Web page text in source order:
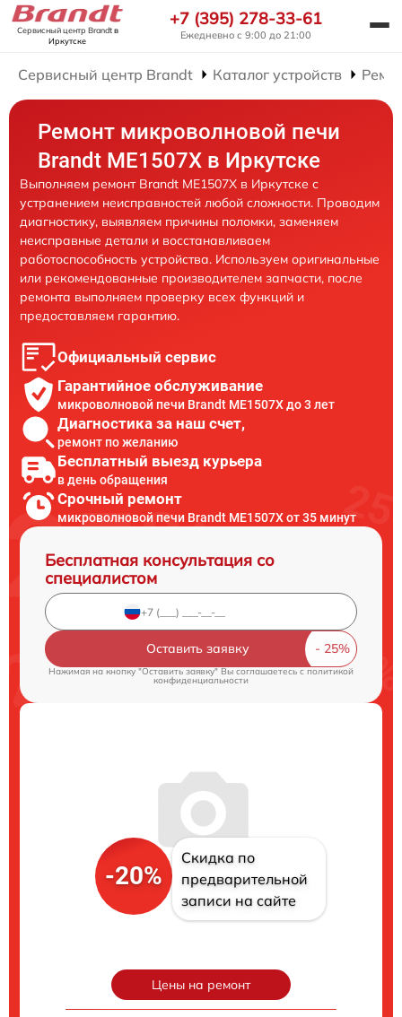
Сервисный центр Brandtв
Иркутске
+7 (395) 278-33-61
Ежедневно с 9:00 до 21:00
Сервисный центр Brandt Каталог устройств
Ремонт микроволновой печи
Brandt ME1507X в Иркутске
Выполняем ремонт Brandt ME1507X в Иркутске с
устранением неисправностей любой сложности. Проводим
диагностику, выявляем причины поломки, заменяем
неисправные детали и восстанавливаем
работоспособность устройства. Используем оригинальные
или рекомендованные производителем запчасти, после
ремонта выполняем проверку всех функций и
предоставляем гарантию.
Официальный сервис
Гарантийное обслуживание
микроволновой печи Brandt ME1507X до 3 лет
Диагностика за наш счет,
ремонт по желанию
Бесплатный выезд курьера
в день обращения
Срочный ремонт
микроволновой печи Brandt ME1507X от 35 минут
Бесплатная консультация со
специалистом
Оставить заявку
Нажимая на кнопку "Оставить заявку" Вы соглашаетесь c политикой
конфиденциальности
-20%
Скидка по
предварительной
записи на сайте
Цены на ремонт